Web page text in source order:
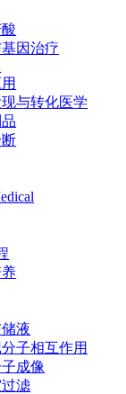
因治疗
与转化医学
液
子相互作用
成像
滤